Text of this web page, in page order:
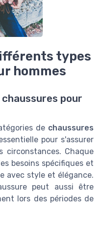
types
hommes
pour
de chaussures
pour s'assurer
circonstances. Chaque
besoins spécifiques et
avec style et élégance.
peut aussi être
lors des périodes de